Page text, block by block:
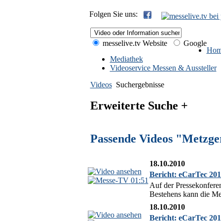
Folgen Sie uns:
messelive.tv Website
Google
Mediathek
Videoservice Messen & Aussteller
Videos Suchergebnisse
Erweiterte Suche +
Passende Videos
01:51
18.10.2010
Bericht: eCarTec
Auf der
Bestehens kann die
18.10.2010
Bericht: eCarTec